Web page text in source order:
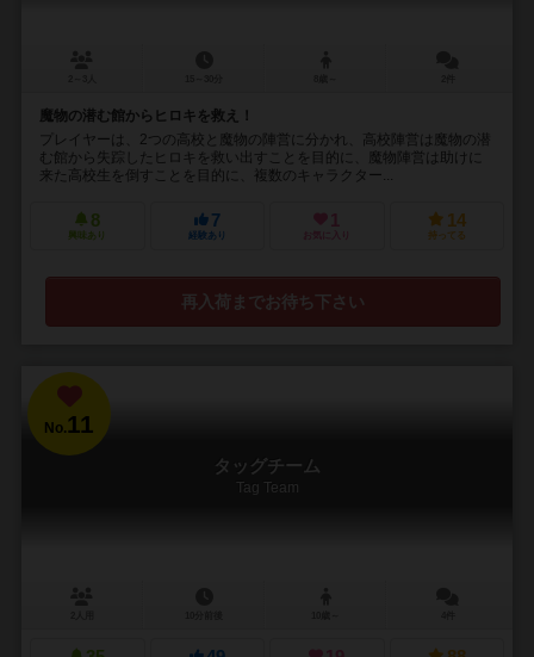
魔物の潜む館からヒロキを救え！
プレイヤーは、2つの高校と魔物の陣営に分かれ、高校陣営は魔物の潜
む館から失踪したヒロキを救い出すことを目的に、魔物陣営は助けに
来た高校生を倒すことを目的に、複数のキャラクター...
8
興味あり
7
経験あり
1
お気に入り
14
持ってる
再入荷までお待ち下さい
No.11
タッグチーム
Tag Team